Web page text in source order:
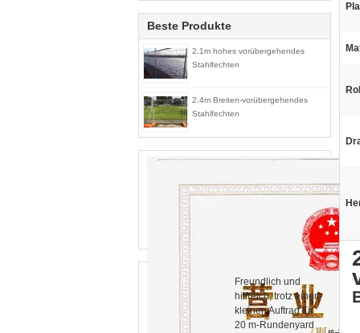
Beste Produkte
2.1m hohes vorübergehendes
Stahlfechten
2.4m Breiten-vorübergehendes
Stahlfechten
Freundlich und
hilfreich, trotz einen
kleinen Auftrag für
20 m-Rundenyard